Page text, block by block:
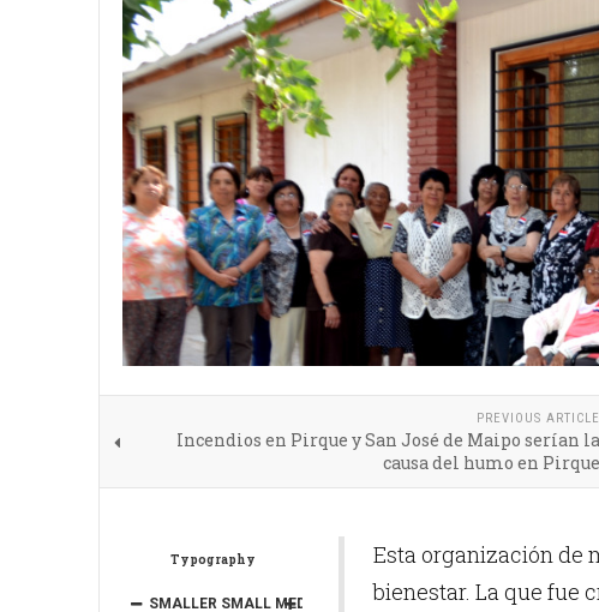
PREVIOUS ARTICLE
Incendios en Pirque y San José de Maipo serían la
causa del humo en Pirque
Typography
SMALLER SMALL MEDIUM BIGGER
Esta organización de
bienestar. La que fue